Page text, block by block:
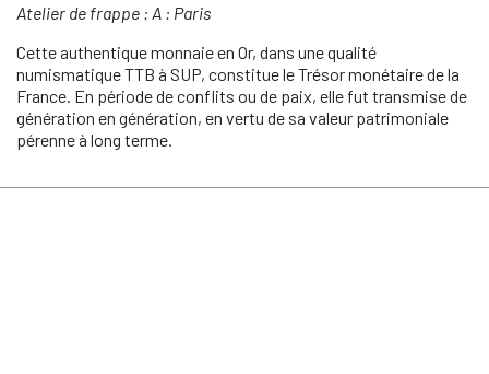
Atelier de frappe : A : Paris
Cette authentique monnaie en Or, dans une qualité
numismatique TTB à SUP, constitue le Trésor monétaire de la
France. En période de conflits ou de paix, elle fut transmise de
génération en génération, en vertu de sa valeur patrimoniale
pérenne à long terme.